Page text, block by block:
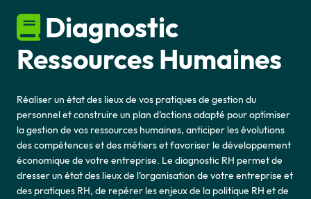
Diagnostic
Ressources Humaines
Réaliser un état des lieux de vos pratiques de gestion du
personnel et construire un plan d’actions adapté pour optimiser
la gestion de vos ressources humaines, anticiper les évolutions
des compétences et des métiers et favoriser le développement
économique de votre entreprise. Le diagnostic RH permet de
dresser un état des lieux de l’organisation de votre entreprise et
des pratiques RH, de repérer les enjeux de la politique RH et de